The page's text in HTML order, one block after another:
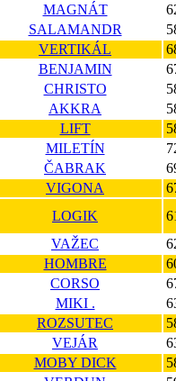
MAGNÁT
SALAMANDR
VERTIKÁL
BENJAMIN
CHRISTO
AKKRA
LIFT
MILETÍN
ČABRAK
VIGONA
LOGIK
VAŽEC
HOMBRE
CORSO
MIKI .
ROZSUTEC
VEJÁR
MOBY DICK